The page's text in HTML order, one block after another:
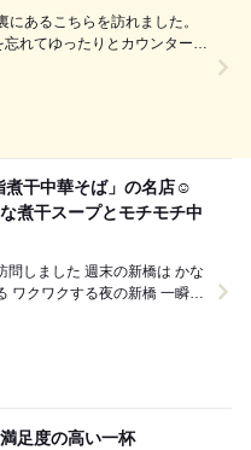
あるこちらを訪れました。
れてゆったりとカウンターに
玉ねぎをトッピングしまし
煮干中華そば」の名店☺️
煮干スープとモチモチ中
足度の高い一杯